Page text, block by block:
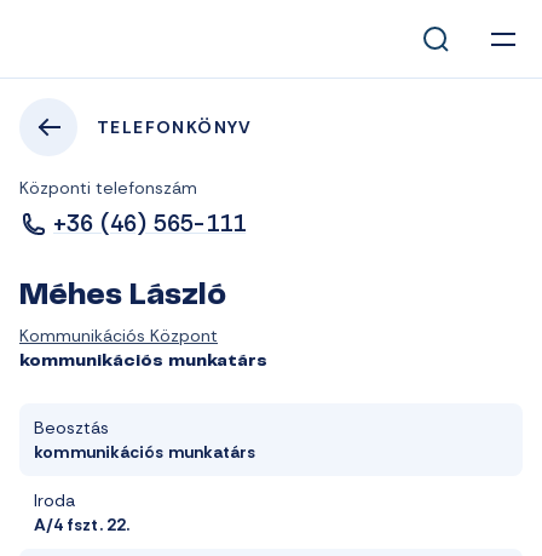
TELEFONKÖNYV
Központi telefonszám
+36 (46) 565-111
Méhes László
Kommunikációs Központ
kommunikációs munkatárs
Beosztás
kommunikációs munkatárs
Iroda
A/4 fszt. 22.